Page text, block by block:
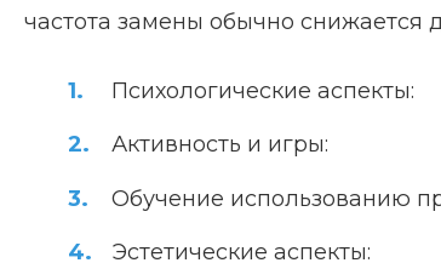
частота замены обычно снижается
Психологические аспекты:
Активность и игры:
Обучение использованию
Эстетические аспекты: